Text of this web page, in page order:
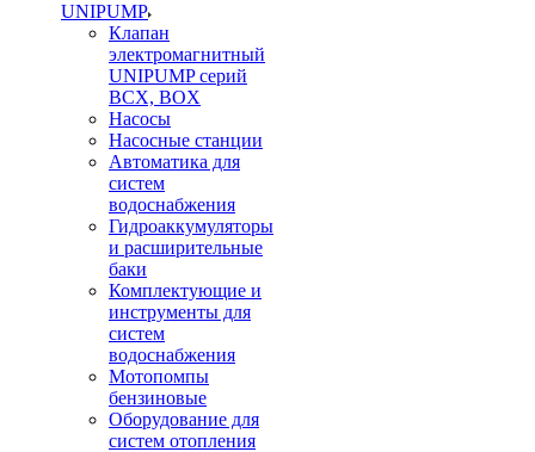
UNIPUMP
Клапан
электромагнитный
UNIPUMP серий
BCX, BOX
Насосы
Насосные станции
Автоматика для
систем
водоснабжения
Гидроаккумуляторы
и расширительные
баки
Комплектующие и
инструменты для
систем
водоснабжения
Мотопомпы
бензиновые
Оборудование для
систем отопления